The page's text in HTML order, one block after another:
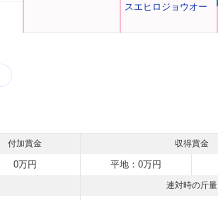
スエヒロジョウオー
付加賞金 収得賞金
0万円 平地：0万円
連対時の斤量